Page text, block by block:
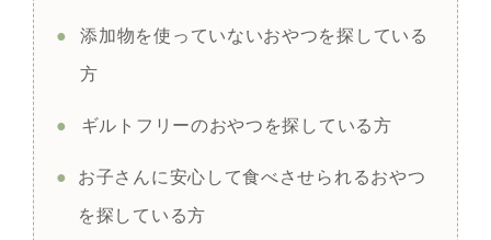
● 添加物を使っていないおやつを探している
方
● ギルトフリーのおやつを探している方
● お子さんに安心して食べさせられるおやつ
を探している方